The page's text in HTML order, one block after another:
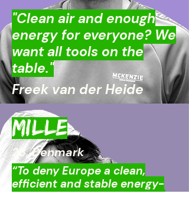
"Clean air and enough
energy for everyone? We
want all tools on the
table."
Freek van der Heide
MILLE
23, Denmark
“To deny Europe a clean,
efficient and stable energy-
source, would be disastrous